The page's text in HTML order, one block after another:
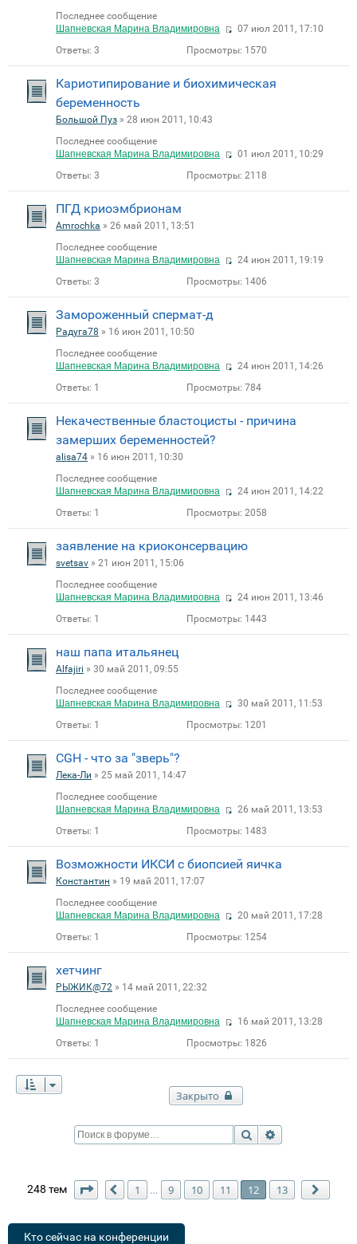
Последнее сообщение
Шапневская Марина Владимировна
07 июл 2011, 17:10
Ответы: 3 Просмотры: 1570
Кариотипирование и биохимическая
беременность
Большой Пуз » 28 июн 2011, 10:43
Последнее сообщение
Шапневская Марина Владимировна
01 июл 2011, 10:29
Ответы: 3 Просмотры: 2118
ПГД криоэмбрионам
Amrochka » 26 май 2011, 13:51
Последнее сообщение
Шапневская Марина Владимировна
24 июн 2011, 19:19
Ответы: 3 Просмотры: 1406
Замороженный спермат-д
Радуга78 » 16 июн 2011, 10:50
Последнее сообщение
Шапневская Марина Владимировна
24 июн 2011, 14:26
Ответы: 1 Просмотры: 784
Некачественные бластоцисты - причина
замерших беременностей?
alisa74 » 16 июн 2011, 10:30
Последнее сообщение
Шапневская Марина Владимировна
24 июн 2011, 14:22
Ответы: 1 Просмотры: 2058
заявление на криоконсервацию
svetsav » 21 июн 2011, 15:06
Последнее сообщение
Шапневская Марина Владимировна
24 июн 2011, 13:46
Ответы: 1 Просмотры: 1443
наш папа итальянец
Alfajiri » 30 май 2011, 09:55
Последнее сообщение
Шапневская Марина Владимировна
30 май 2011, 11:53
Ответы: 1 Просмотры: 1201
CGH - что за "зверь"?
Лека-Ли » 25 май 2011, 14:47
Последнее сообщение
Шапневская Марина Владимировна
26 май 2011, 13:53
Ответы: 1 Просмотры: 1483
Возможности ИКСИ с биопсией яичка
Константин » 19 май 2011, 17:07
Последнее сообщение
Шапневская Марина Владимировна
20 май 2011, 17:28
Ответы: 1 Просмотры: 1254
хетчинг
РЫЖИК@72 » 14 май 2011, 22:32
Последнее сообщение
Шапневская Марина Владимировна
16 май 2011, 13:28
Ответы: 1 Просмотры: 1826
Закрыто
Поиск
248 тем Страница 12 из
Пред.
1 … 9 10 11 12 13
Кто сейчас на конференции